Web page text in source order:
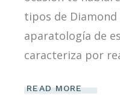
tipos de Diamond
aparatología de
caracteriza por
READ MORE